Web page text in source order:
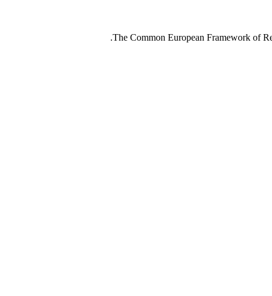
The Common European Framework of